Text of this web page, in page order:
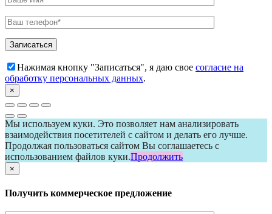
Нажимая кнопку "Записаться", я даю свое согласие на
обработку персональных данных.
×
Мы используем куки. Это позволяет нам анализировать
взаимодействия посетителей с сайтом и делать его лучше.
Продолжая пользоваться сайтом Вы соглашаетесь с
использованием файлов куки.Продолжить
×
Получить коммерческое предложение